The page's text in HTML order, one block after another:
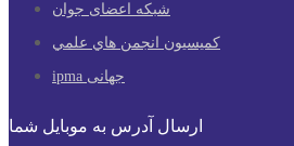
شبکه اعضای جوان
كميسيون انجمن هاي علمي
ipma جهانی
ارسال آدرس به موبایل شما